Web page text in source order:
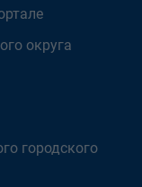
округа
городского